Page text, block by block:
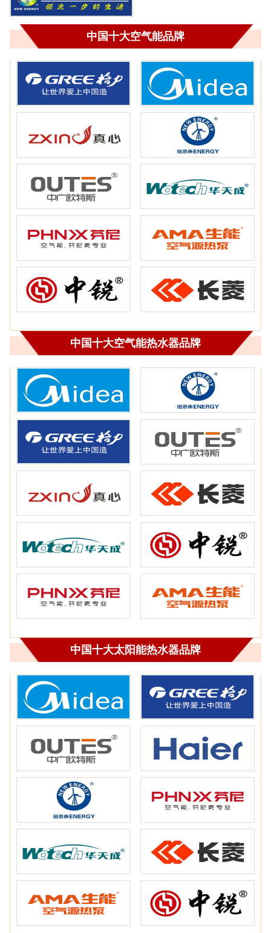
中国十大空气能品牌
中国十大空气能热水器品牌
中国十大太阳能热水器品牌